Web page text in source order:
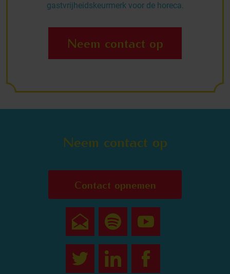
gastvrijheidskeurmerk voor de horeca.
Neem contact op
Neem contact op
Contact opnemen